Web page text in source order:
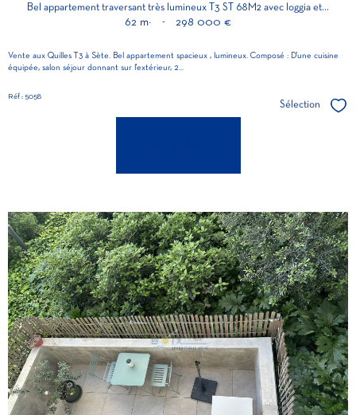
Bel appartement traversant très lumineux T3 ST 68M2 avec loggia et...
62 m² - 298 000 €
Vente aux Quilles T3 à Sète. Bel appartement spacieux , lumineux. Composé : D'une cuisine
équipée, salon séjour donnant sur l'extérieur, 2...
Réf : 5058
Sélection